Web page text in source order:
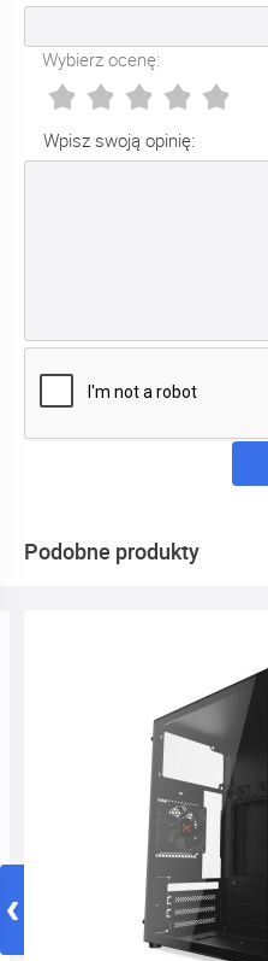
Wybierz ocenę:
Wpisz swoją opinię:
Podobne produkty